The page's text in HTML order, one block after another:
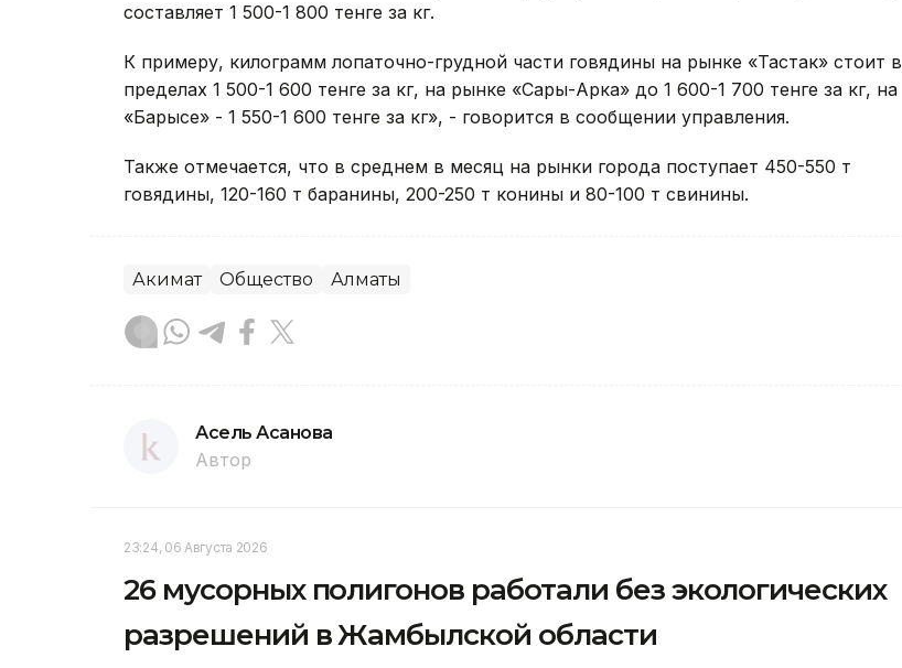
составляет 1 500-1 800 тенге за кг.
К примеру, килограмм лопаточно-грудной части говядины на рынке «Тастак» стоит в
пределах 1 500-1 600 тенге за кг, на рынке «Сары-Арка» до 1 600-1 700 тенге за кг, на
«Барысе» - 1 550-1 600 тенге за кг», - говорится в сообщении управления.
Также отмечается, что в среднем в месяц на рынки города поступает 450-550 т
говядины, 120-160 т баранины, 200-250 т конины и 80-100 т свинины.
Акимат Общество Алматы
Асель Асанова
Автор
23:24, 06 Августа 2026
26 мусорных полигонов работали без экологических
разрешений в Жамбылской области